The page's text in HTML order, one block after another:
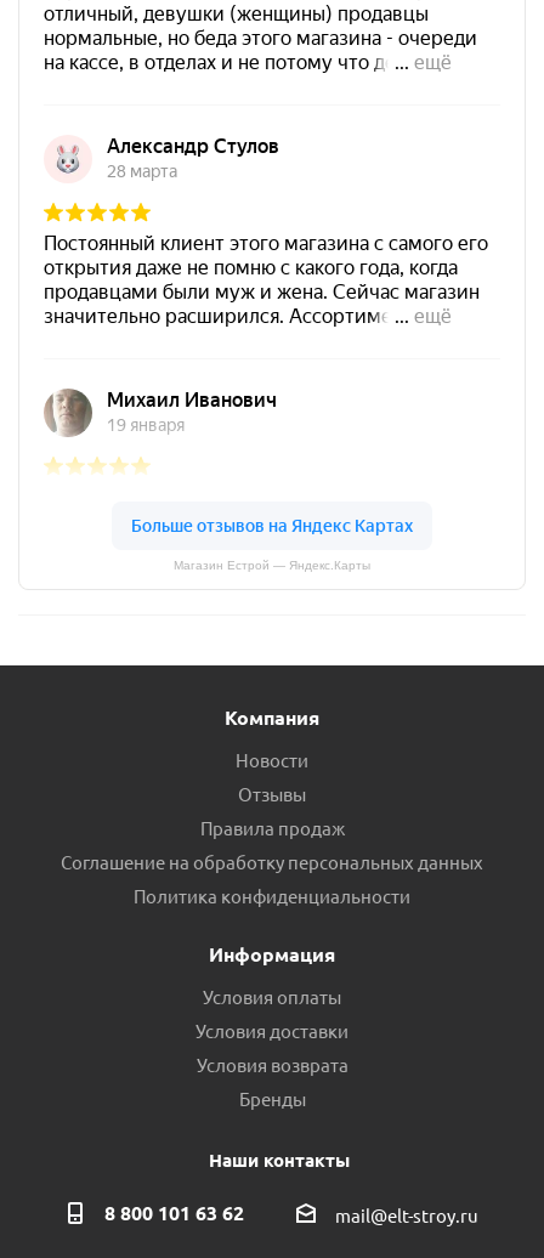
Магазин Естрой — Яндекс.Карты
Компания
Новости
Отзывы
Правила продаж
Соглашение на обработку персональных данных
Политика конфиденциальности
Информация
Условия оплаты
Условия доставки
Условия возврата
Бренды
Наши контакты
8 800 101 63 62 mail@elt-stroy.ru